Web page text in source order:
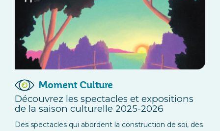
Moment Culture
Découvrez les spectacles et expositions
de la saison culturelle 2025-2026
Des spectacles qui abordent la construction de soi, des